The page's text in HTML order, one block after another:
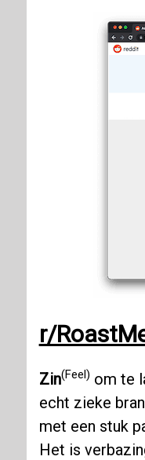
r/
Zin(Feel) om te
echt zieke
met een stuk
Het is